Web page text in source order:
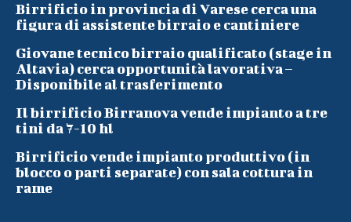
Birrificio in provincia di Varese cerca una
figura di assistente birraio e cantiniere
Giovane tecnico birraio qualificato (stage in
Altavia) cerca opportunità lavorativa –
Disponibile al trasferimento
Il birrificio Birranova vende impianto a tre
tini da 7-10 hl
Birrificio vende impianto produttivo (in
blocco o parti separate) con sala cottura in
rame